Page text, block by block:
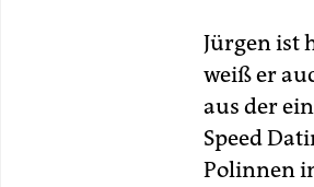
Jürgen ist
weiß er
aus der
Speed
Polinnen